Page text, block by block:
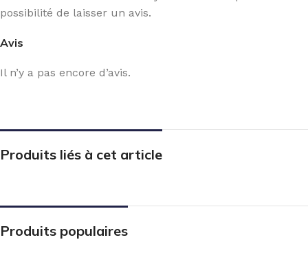
Avis
Il n’y a pas encore d’avis.
possibilité de laisser un avis.
Produits liés à cet article
Produits populaires